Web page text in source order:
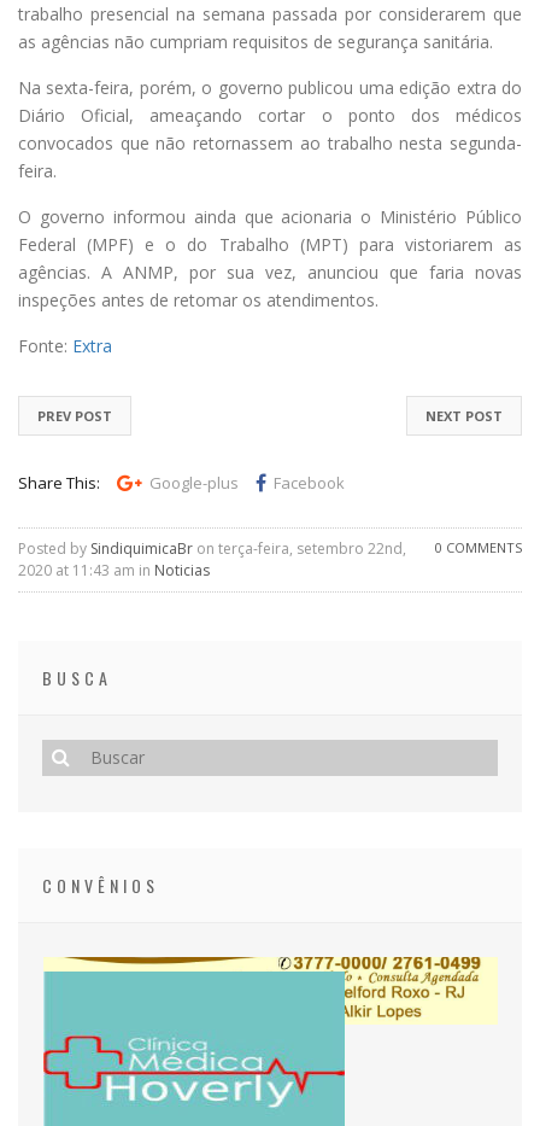
trabalho presencial na semana passada por considerarem que
as agências não cumpriam requisitos de segurança sanitária.
Na sexta-feira, porém, o governo publicou uma edição extra do
Diário Oficial, ameaçando cortar o ponto dos médicos
convocados que não retornassem ao trabalho nesta segunda-
feira.
O governo informou ainda que acionaria o Ministério Público
Federal (MPF) e o do Trabalho (MPT) para vistoriarem as
agências. A ANMP, por sua vez, anunciou que faria novas
inspeções antes de retomar os atendimentos.
Fonte: Extra
NEXT POST
PREV POST
Share This: Google-plus Facebook
0 COMMENTS
Posted by SindiquimicaBr on terça-feira, setembro 22nd,
2020 at 11:43 am in Noticias
BUSCA
CONVÊNIOS